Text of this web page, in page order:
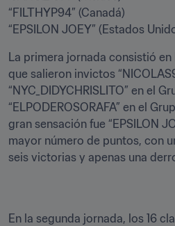
“FILTHYP94” (Canadá)
“EPSILON JOEY” (Estados
La primera jornada consistió
que salieron invictos
“NYC_DIDYCHRISLITO” en el
“ELPODEROSORAFA” en el
gran sensación fue “EPSILON
mayor número de puntos, con
seis victorias y apenas una
En la segunda jornada, los 16